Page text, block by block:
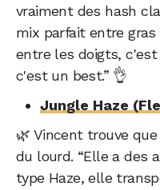
vraiment des hash
mix parfait entre
entre les doigts, c'est
c'est un best.” 👌
Jungle Haze
🌿 Vincent trouve
du lourd. “Elle a des
type Haze, elle